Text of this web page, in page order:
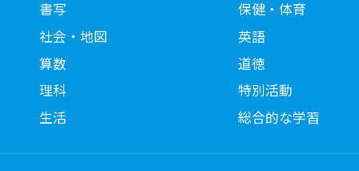
書写
社会・地図
算数
理科
生活
保健・体育
英語
道徳
特別活動
総合的な学習